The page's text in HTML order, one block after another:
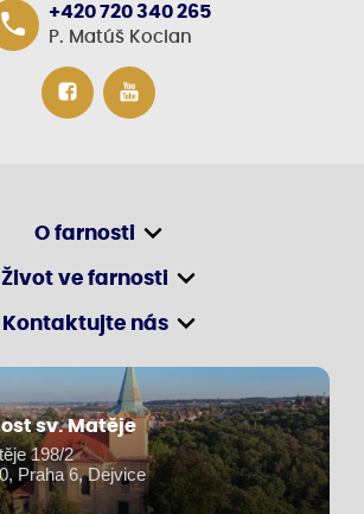
+420 720 340 265
P. Matúš Kocian
O farnosti
Život ve farnosti
Kontaktujte nás
sv. Matěje
198/2
Praha 6, Dejvice